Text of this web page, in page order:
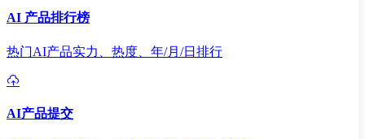
AI 产品排行榜
热门AI产品实力、热度、年/月/日排行
AI产品提交